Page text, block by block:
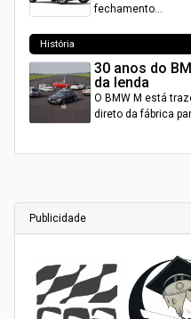
fechamento…
História
30 anos do
da lenda
O BMW M está
direto da fábrica
Publicidade